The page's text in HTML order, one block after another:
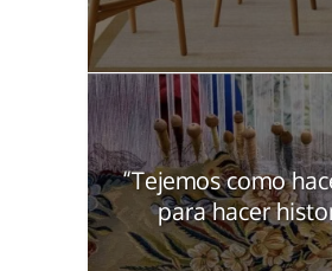
“Tejemos como
para hacer